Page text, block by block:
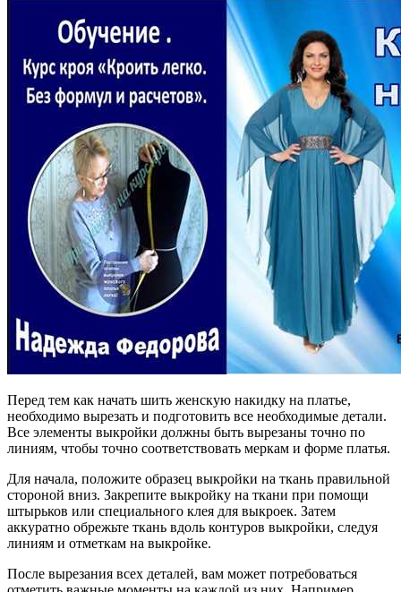
Перед тем как начать шить женскую накидку на платье,
необходимо вырезать и подготовить все необходимые детали.
Все элементы выкройки должны быть вырезаны точно по
линиям, чтобы точно соответствовать меркам и форме платья.
Для начала, положите образец выкройки на ткань правильной
стороной вниз. Закрепите выкройку на ткани при помощи
штырьков или специального клея для выкроек. Затем
аккуратно обрежьте ткань вдоль контуров выкройки, следуя
линиям и отметкам на выкройке.
После вырезания всех деталей, вам может потребоваться